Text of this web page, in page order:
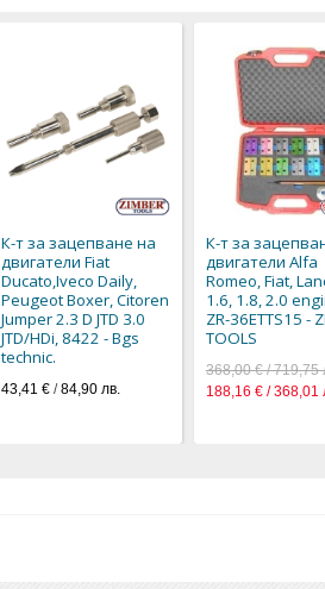
К-т за зацепване на
двигатели Fiat
Ducato,Iveco Daily,
Peugeot Boxer, Citoren
Jumper 2.3 D JTD 3.0
JTD/HDi, 8422 - Bgs
technic.
43,41 €/84,90 лв.
К-т за
двигатели Alfa
Romeo, Fiat,
1.6, 1.8, 2.0
ZR-36ETTS15 -
TOOLS
368,00 € / 719,75
188,16 € / 368,01